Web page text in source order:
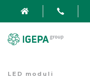
LED moduli